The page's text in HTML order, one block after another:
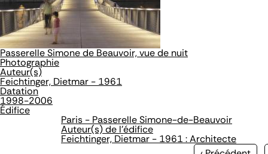
Passerelle Simone de Beauvoir, vue de nuit
Photographie
Auteur(s)
Feichtinger, Dietmar - 1961
Datation
1998-2006
Édifice
Paris - Passerelle Simone-de-Beauvoir
Auteur(s) de l'édifice
Feichtinger, Dietmar - 1961 : Architecte